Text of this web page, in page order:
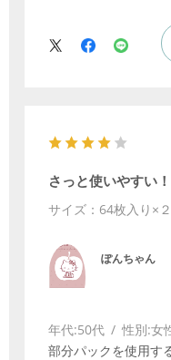
さっと使いやすい！
サイズ：64枚入り×
ぽんちゃん
年代:50代 性別:女
部分パックを使用す